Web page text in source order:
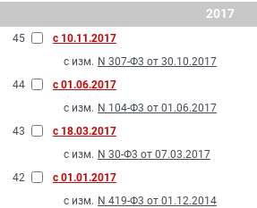
2017
45
с 10.11.2017
с изм. N 307-Ф3 от 30.10.2017
44
с 01.06.2017
с изм. N 104-Ф3 от 01.06.2017
43
с 18.03.2017
с изм. N 30-Ф3 от 07.03.2017
42
с 01.01.2017
с изм. N 419-Ф3 от 01.12.2014